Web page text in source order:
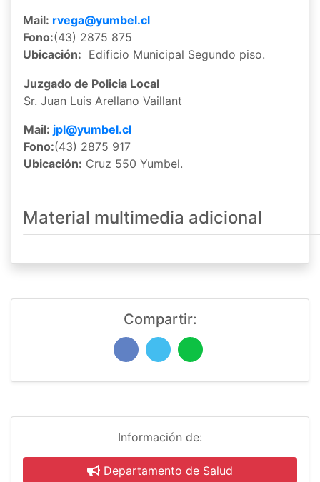
Mail: rvega@yumbel.cl
Fono:(43) 2875 875
Ubicación: Edificio Municipal Segundo piso.
Juzgado de Policia Local
Sr. Juan Luis Arellano Vaillant
Mail: jpl@yumbel.cl
Fono:(43) 2875 917
Ubicación: Cruz 550 Yumbel.
Material multimedia adicional
Compartir:
Información de:
Departamento de Salud